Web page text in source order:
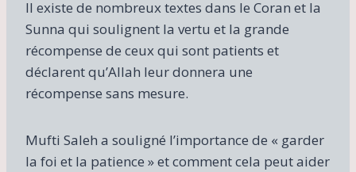
Il existe de nombreux textes dans le Coran et la
Sunna qui soulignent la vertu et la grande
récompense de ceux qui sont patients et
déclarent qu’Allah leur donnera une
récompense sans mesure.
Mufti Saleh a souligné l’importance de « garder
la foi et la patience » et comment cela peut aider